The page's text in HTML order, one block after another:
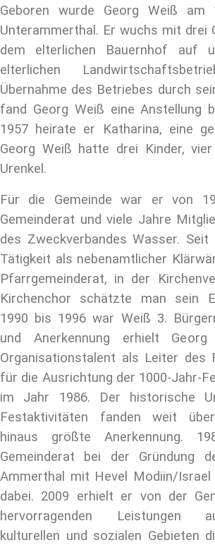
Geboren wurde Georg Weiß
Unterammerthal. Er wuchs mit drei
dem elterlichen Bauernhof auf
elterlichen
Übernahme des Betriebes durch
fand Georg Weiß eine Anstellung
1957 heirate er Katharina, eine
Georg Weiß hatte drei Kinder,
Urenkel.
Für die Gemeinde war er von
Gemeinderat und viele Jahre
des Zweckverbandes Wasser.
Tätigkeit als nebenamtlicher
Pfarrgemeinderat, in der
Kirchenchor schätzte man sein
1990 bis 1996 war Weiß 3.
und Anerkennung erhielt
Organisationstalent als Leiter des
für die Ausrichtung der 1000-Jahr-
im Jahr 1986. Der historische
Festaktivitäten fanden weit
hinaus größte Anerkennung.
Gemeinderat bei der Gründung
Ammerthal mit Hevel Modiin/Israel
dabei. 2009 erhielt er von der
hervorragenden Leistungen
kulturellen und sozialen Gebieten